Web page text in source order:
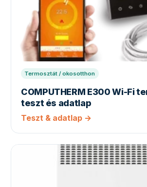
Termosztát / okosotthon
COMPUTHERM E300 Wi-Fi
teszt és adatlap
Teszt & adatlap →